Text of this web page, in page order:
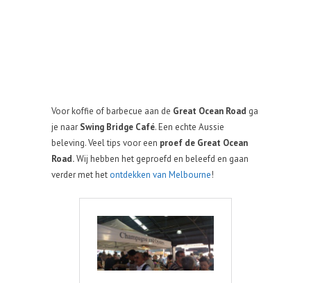
Voor koffie of barbecue aan de Great Ocean Road ga
je naar Swing Bridge Café. Een echte Aussie
beleving. Veel tips voor een proef de Great Ocean
Road.Wij hebben het geproefd en beleefd en gaan
verder met het ontdekken van Melbourne!